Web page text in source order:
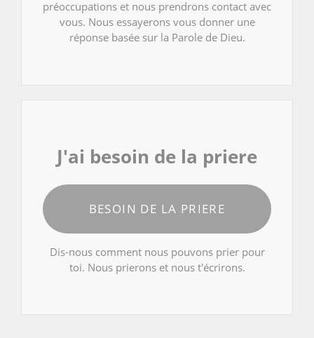
préoccupations et nous prendrons contact avec
vous. Nous essayerons vous donner une
réponse basée sur la Parole de Dieu.
J'ai besoin de la priere
BESOIN DE LA PRIERE
Dis-nous comment nous pouvons prier pour
toi. Nous prierons et nous t'écrirons.